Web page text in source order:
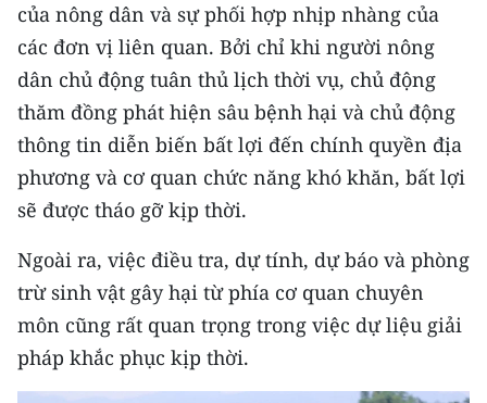
của nông dân và sự phối hợp nhịp nhàng của
các đơn vị liên quan. Bởi chỉ khi người nông
dân chủ động tuân thủ lịch thời vụ, chủ động
thăm đồng phát hiện sâu bệnh hại và chủ động
thông tin diễn biến bất lợi đến chính quyền địa
phương và cơ quan chức năng khó khăn, bất lợi
sẽ được tháo gỡ kịp thời.
Ngoài ra, việc điều tra, dự tính, dự báo và phòng
trừ sinh vật gây hại từ phía cơ quan chuyên
môn cũng rất quan trọng trong việc dự liệu giải
pháp khắc phục kịp thời.